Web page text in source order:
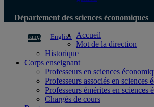
Département des sciences économiques
Français English
Accueil
Mot de la direction
Historique
Corps enseignant
Professeurs en sciences
Professeurs associés en sciences
Professeurs émérites en sciences
Chargés de cours